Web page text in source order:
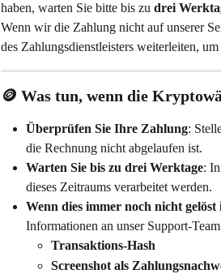
haben, warten Sie bitte bis zu drei
Wenn wir die Zahlung nicht auf unserer
des Zahlungsdienstleisters weiterleiten,
🪙 Was tun, wenn die
Überprüfen Sie Ihre Zahlung:
die Rechnung nicht abgelaufen ist.
Warten Sie bis zu drei Werktage:
dieses Zeitraums verarbeitet werden.
Wenn dies immer noch nicht gelöst
Informationen an unser Support-
Transaktions-Hash
Screenshot als